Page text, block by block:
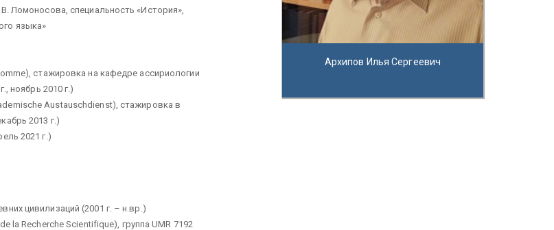
Ломоносова, специальность «История»,
языка»
стажировка на кафедре ассириологии
ноябрь 2010 г.)
Austauschdienst), стажировка в
2013 г.)
2021 г.)
цивилизаций (2001 г. – н.вр.)
la Recherche Scientifique), группа UMR 7192
Архипов Илья Сергеевич